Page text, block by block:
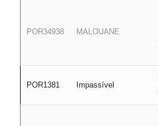
POR34938 MALOUANE
POR1381 Impassível